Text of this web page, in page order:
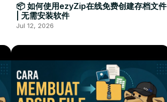
📦 如何使用ezyZip在线免费创建存档文件
| 无需安装软件
Jul 12, 2026